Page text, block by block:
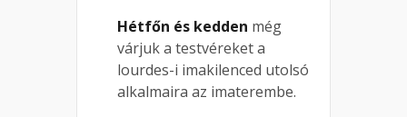
Hétfőn és kedden még
várjuk a testvéreket a
lourdes-i imakilenced utolsó
alkalmaira az imaterembe.